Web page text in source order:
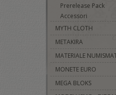
Prerelease Pack
Accessori
MYTH CLOTH
METAKIRA
MATERIALE
MONETE EURO
MEGA BLOKS